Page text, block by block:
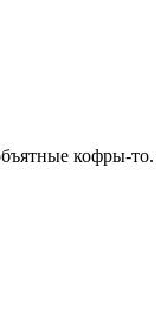
кофры-то.